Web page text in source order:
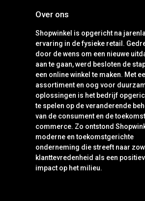
Over ons
Shopwinkel is opgericht na
ervaring in de fysieke retail.
door de wens om een nieuwe
aan te gaan, werd besloten de
een online winkel te maken. Met
assortiment en oog voor
oplossingen is het bedrijf
te spelen op de veranderende
van de consument en de
commerce. Zo ontstond
moderne en toekomstgerichte
onderneming die streeft naar
klanttevredenheid als een
impact op het milieu.